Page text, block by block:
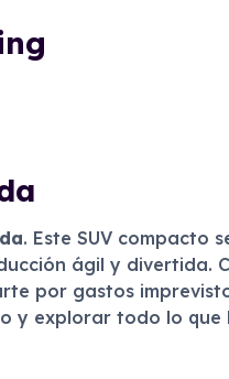
. Este SUV compacto
ágil y divertida.
por gastos
y explorar todo lo que